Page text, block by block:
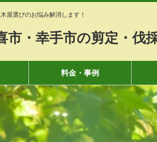
屋選びのお悩み解消します！
市・幸手市の剪定・伐
料金・事例